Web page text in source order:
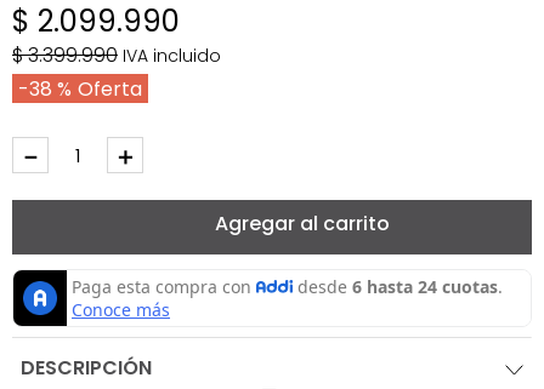
$ 2.099.990
$3.399.990 IVA incluido
38 %
＋
－
Agregar al carrito
DESCRIPCIÓN